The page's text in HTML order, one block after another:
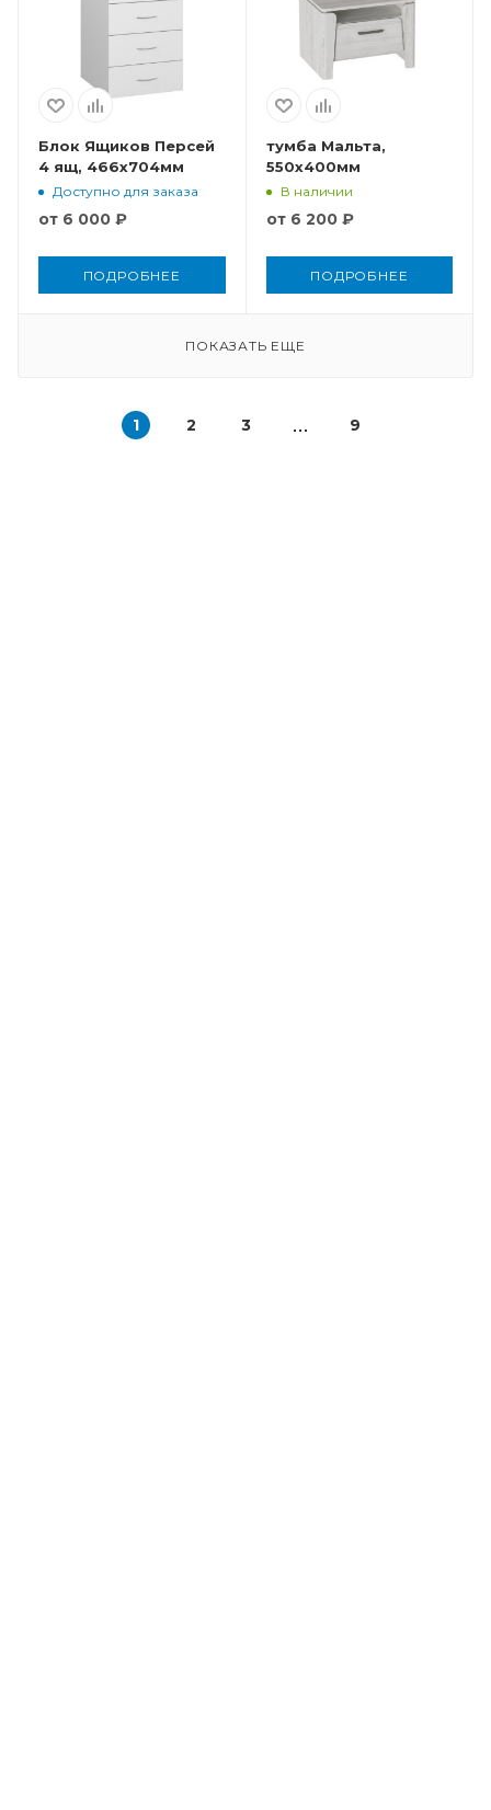
Блок Ящиков Персей
4 ящ, 466x704мм
Доступно для заказа
от 6 000 ₽
ПОДРОБНЕЕ
тумба Мальта,
550x400мм
В наличии
от 6 200 ₽
ПОДРОБНЕЕ
ПОКАЗАТЬ ЕЩЕ
1 2 3 9